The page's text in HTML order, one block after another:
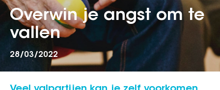
Overwin je angst om te
vallen
28/03/2022